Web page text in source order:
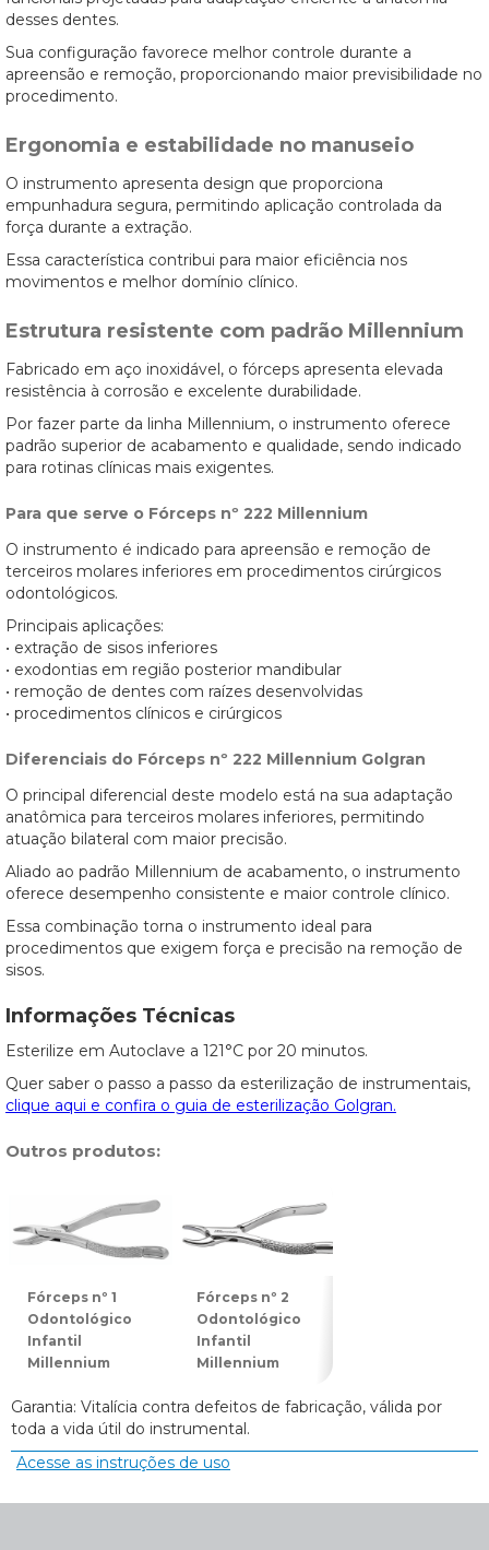
desses dentes.
Sua configuração favorece melhor controle durante a
apreensão e remoção, proporcionando maior previsibilidade no
procedimento.
Ergonomia e estabilidade no manuseio
O instrumento apresenta design que proporciona
empunhadura segura, permitindo aplicação controlada da
força durante a extração.
Essa característica contribui para maior eficiência nos
movimentos e melhor domínio clínico.
Estrutura resistente com padrão Millennium
Fabricado em aço inoxidável, o fórceps apresenta elevada
resistência à corrosão e excelente durabilidade.
Por fazer parte da linha Millennium, o instrumento oferece
padrão superior de acabamento e qualidade, sendo indicado
para rotinas clínicas mais exigentes.
Para que serve o Fórceps nº 222 Millennium
O instrumento é indicado para apreensão e remoção de
terceiros molares inferiores em procedimentos cirúrgicos
odontológicos.
Principais aplicações:
• extração de sisos inferiores
• exodontias em região posterior mandibular
• remoção de dentes com raízes desenvolvidas
• procedimentos clínicos e cirúrgicos
Diferenciais do Fórceps nº 222 Millennium Golgran
O principal diferencial deste modelo está na sua adaptação
anatômica para terceiros molares inferiores, permitindo
atuação bilateral com maior precisão.
Aliado ao padrão Millennium de acabamento, o instrumento
oferece desempenho consistente e maior controle clínico.
Essa combinação torna o instrumento ideal para
procedimentos que exigem força e precisão na remoção de
sisos.
Informações Técnicas
Esterilize em Autoclave a 121°C por 20 minutos.
Quer saber o passo a passo da esterilização de instrumentais,
clique aqui e confira o guia de esterilização Golgran.
Outros produtos:
Fórceps nº 1
Odontológico
Infantil
Millennium
Fórceps nº 2
Odontológico
Infantil
Millennium
Garantia: Vitalícia contra defeitos de fabricação, válida por
toda a vida útil do instrumental.
Acesse as instruções de uso